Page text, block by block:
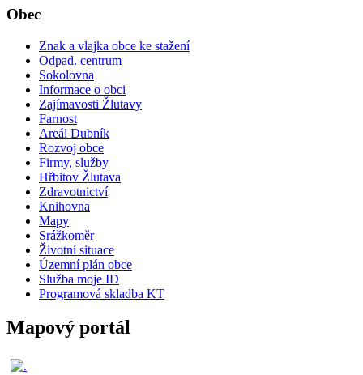
Obec
Znak a vlajka obce ke stažení
Odpad. centrum
Sokolovna
Informace o obci
Zajímavosti Žlutavy
Farnost
Areál Dubník
Rozvoj obce
Firmy, služby
Hřbitov Žlutava
Zdravotnictví
Knihovna
Mapy
Srážkoměr
Životní situace
Územní plán obce
Služba moje ID
Programová skladba KT
Mapový portál